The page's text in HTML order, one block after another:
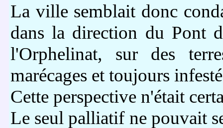
La ville semblait donc
dans la direction du Pont
l'Orphelinat, sur des
marécages et toujours
Cette perspective n'était
Le seul palliatif ne pouvait